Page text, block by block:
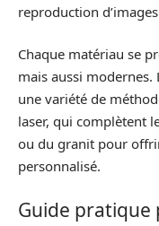
reproduction
Chaque matériau se
mais aussi
une variété de
laser, qui complètent
ou du granit pour
personnalisé.
Guide